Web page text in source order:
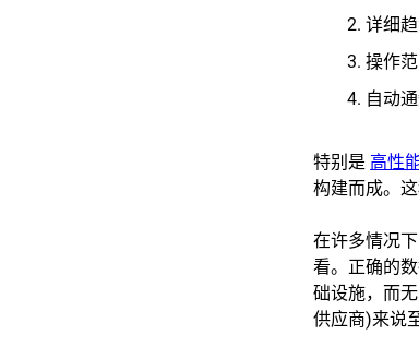
详细
操作范
自动
特别是 高性
构建而成。
在许多情况
看。正确的
础设施，而
供应商)来说